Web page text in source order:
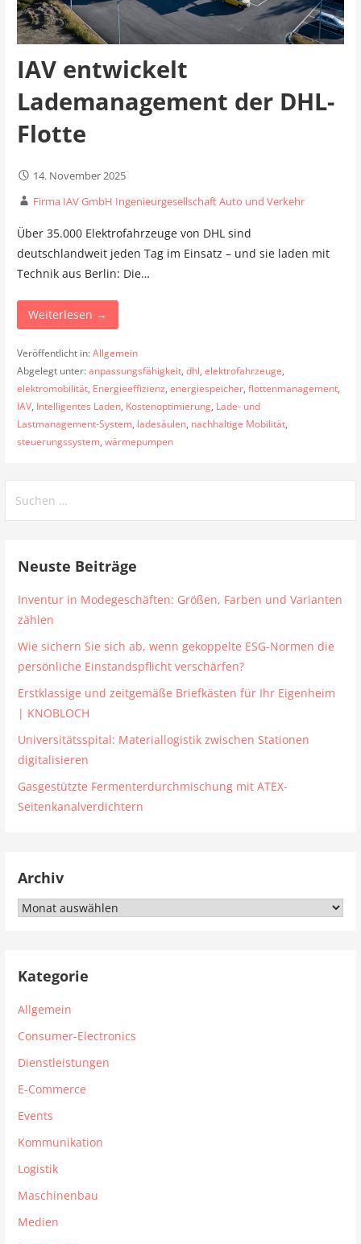
IAV entwickelt
Lademanagement der DHL-
Flotte
14. November 2025
Firma IAV GmbH Ingenieurgesellschaft Auto und Verkehr
Über 35.000 Elektrofahrzeuge von DHL sind
deutschlandweit jeden Tag im Einsatz – und sie laden mit
Technik aus Berlin: Die…
Weiterlesen →
Veröffentlicht in:Allgemein
Abgelegt unter:anpassungsfähigkeit, dhl, elektrofahrzeuge,
elektromobilität, Energieeffizienz, energiespeicher, flottenmanagement,
IAV, Intelligentes Laden, Kostenoptimierung, Lade- und
Lastmanagement-System, ladesäulen, nachhaltige Mobilität,
steuerungssystem, wärmepumpen
nach:
Neuste Beiträge
Inventur in Modegeschäften: Größen, Farben und Varianten
zählen
Wie sichern Sie sich ab, wenn gekoppelte ESG-Normen die
persönliche Einstandspflicht verschärfen?
Erstklassige und zeitgemäße Briefkästen für Ihr Eigenheim
| KNOBLOCH
Universitätsspital: Materiallogistik zwischen Stationen
digitalisieren
Gasgestützte Fermenterdurchmischung mit ATEX-
Seitenkanalverdichtern
Archiv
Archiv
Kategorie
Allgemein
Consumer-Electronics
Dienstleistungen
E-Commerce
Events
Kommunikation
Logistik
Maschinenbau
Medien